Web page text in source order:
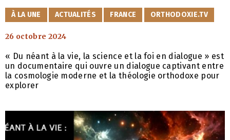
CATÉGORIES
À LA UNE ACTUALITÉS FRANCE ORTHODOXIE.TV
26 octobre 2024
« Du néant à la vie, la science et la foi en dialogue » est
un documentaire qui ouvre un dialogue captivant entre
la cosmologie moderne et la théologie orthodoxe pour
explorer